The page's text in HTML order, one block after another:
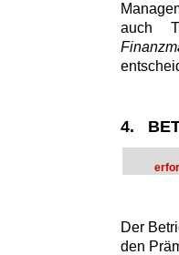
auch
4.
Der
den